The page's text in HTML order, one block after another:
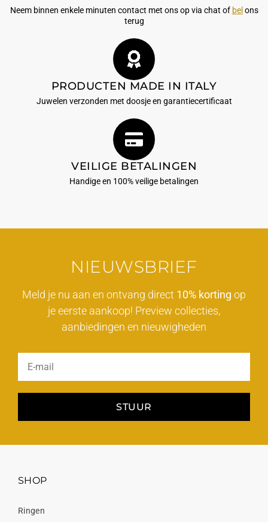
Neem binnen enkele minuten contact met ons op via chat of bel ons
terug
PRODUCTEN MADE IN ITALY
Juwelen verzonden met doosje en garantiecertificaat
VEILIGE BETALINGEN
Handige en 100% veilige betalingen
NIEUWSBRIEF
Meld je nu aan en ontvang direct 10% korting op
je eerste aankoop! Preview collecties,
aanbiedingen en nieuwigheden
STUUR
SHOP
Ringen